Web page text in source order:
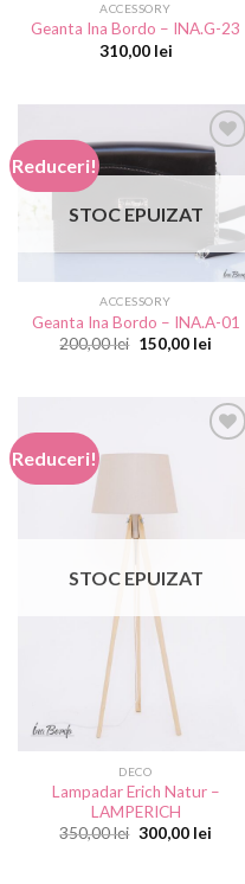
ACCESSORY
Geanta Ina Bordo – INA.G-23
310,00 lei
Reduceri!
Add to
wishlist
STOC EPUIZAT
ACCESSORY
Geanta Ina Bordo – INA.A-01
200,00lei Prețul
inițial
150,00 leiPrețul
Reduceri!
STOC EPUIZAT
DECO
Lampadar Erich Natur –
LAMPERICH
350,00lei Prețul
inițial
300,00 leiPrețul